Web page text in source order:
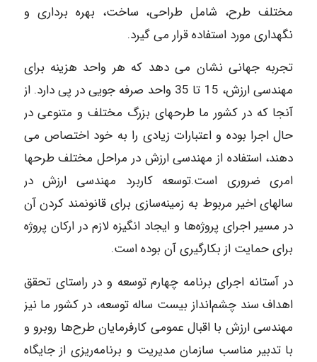
مختلف طرح، شامل طراحی، ساخت، بهره برداری و
نگهداری مورد استفاده قرار می گیرد.
تجربه جهانی نشان می دهد که هر واحد هزینه برای
مهندسی ارزش، 15 تا 35 واحد صرفه جویی در پی دارد. از
آنجا که در کشور ما طرحهای بزرگ مختلف و متنوعی در
حال اجرا بوده و اعتبارات زیادی را به خود اختصاص می
دهند، استفاده از مهندسی ارزش در مراحل مختلف طرحها
امری ضروری است.توسعه کاربرد مهندسی ارزش در
سالهای اخیر مربوط به زمینه‌سازی برای قانونمند کردن آن
در مسیر اجرای پروژه‌ها و ایجاد انگیزه لازم در ارکان پروژه
برای حمایت از بکارگیری آن بوده است.
در آستانه اجرای برنامه چهارم توسعه و در راستای تحقق
اهداف سند چشم‌انداز بیست ساله توسعه، در کشور ما نیز
مهندسی ارزش با اقبال عمومی کارفرمایان طرح‌ها روبرو و
با تدبیر مناسب سازمان مدیریت و برنامه‌ریزی از جایگاه